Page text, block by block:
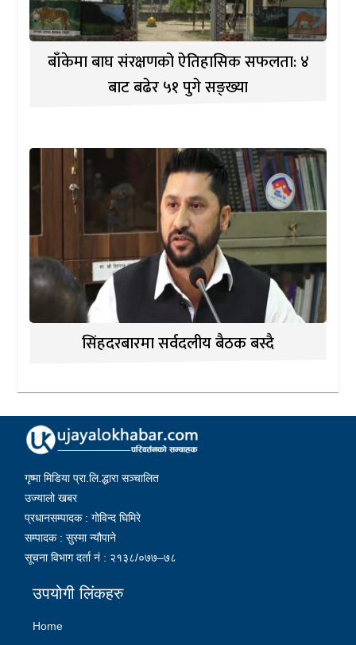
बाँकेमा बाघ संरक्षणको ऐतिहासिक सफलता: ४
बाट बढेर ५१ पुगे सङ्ख्या
सिंहदरबारमा सर्वदलीय बैठक बस्दै
गृष्मा मिडिया प्रा.लि.द्धारा सञ्चालित
उज्यालो खबर
प्रधानसम्पादक : गोविन्द घिमिरे
सम्पादक : सुस्मा न्यौपाने
सूचना विभाग दर्ता नं : २१३८/०७७–७८
उपयोगी लिंकहरु
Home